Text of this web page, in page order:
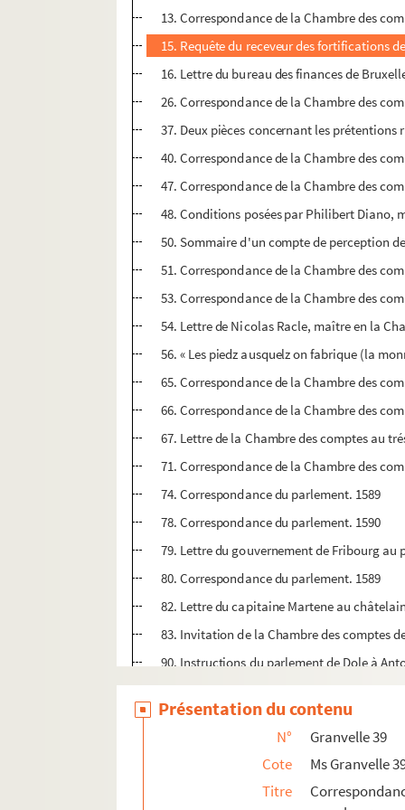
13. Correspondance de la Chambre des
15. Requête du receveur des fortifications
16. Lettre du bureau des finances de
26. Correspondance de la Chambre des
37. Deux pièces concernant les
40. Correspondance de la Chambre des
47. Correspondance de la Chambre des
48. Conditions posées par Philibert Diano,
50. Sommaire d'un compte de perception
51. Correspondance de la Chambre des
53. Correspondance de la Chambre des
54. Lettre de Nicolas Racle, maître en la
56. « Les piedz ausquelz on fabrique (la
65. Correspondance de la Chambre des
66. Correspondance de la Chambre des
67. Lettre de la Chambre des comptes au
71. Correspondance de la Chambre des
74. Correspondance du parlement. 1589
78. Correspondance du parlement. 1590
79. Lettre du gouvernement de Fribourg
80. Correspondance du parlement. 1589
82. Lettre du capitaine Martene au
83. Invitation de la Chambre des comptes
90. Instructions du parlement de Dole à
100. Correspondance du parlement. 1590
101. Lettre du parlement de Dijon,
102. Correspondance du parlement. 1590
104. Correspondance du parlement. 1590
113. Correspondance du parlement. 1590
Présentation du contenu
N°
Granvelle 39
Cote
Ms Granvelle
Titre